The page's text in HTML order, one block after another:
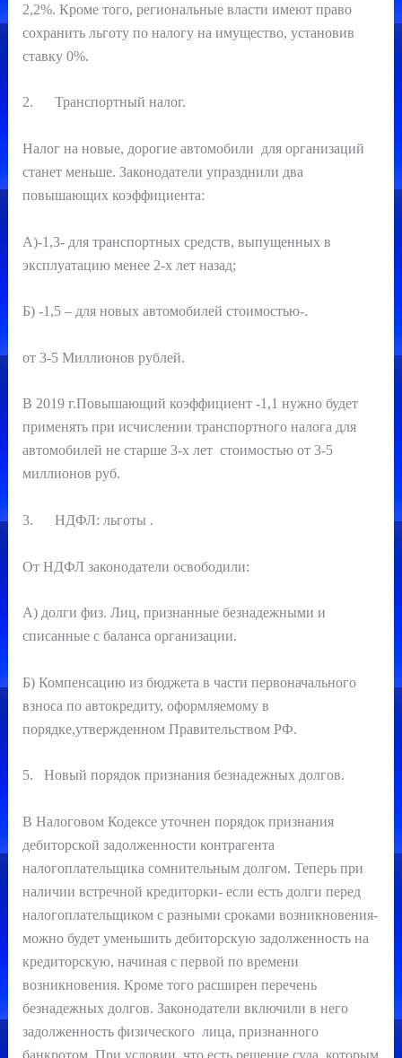
2,2%. Кроме того, региональные власти имеют право
сохранить льготу по налогу на имущество, установив
ставку 0%.
2. Транспортный налог.
Налог на новые, дорогие автомобили для организаций
станет меньше. Законодатели упразднили два
повышающих коэффициента:
А)-1,3- для транспортных средств, выпущенных в
эксплуатацию менее 2-х лет назад;
Б) -1,5 – для новых автомобилей стоимостью-.
от 3-5 Миллионов рублей.
В 2019 г.Повышающий коэффициент -1,1 нужно будет
применять при исчислении транспортного налога для
автомобилей не старше 3-х лет стоимостью от 3-5
миллионов руб.
3. НДФЛ: льготы .
От НДФЛ законодатели освободили:
А) долги физ. Лиц, признанные безнадежными и
списанные с баланса организации.
Б) Компенсацию из бюджета в части первоначального
взноса по автокредиту, оформляемому в
порядке,утвержденном Правительством РФ.
5. Новый порядок признания безнадежных долгов.
В Налоговом Кодексе уточнен порядок признания
дебиторской задолженности контрагента
налогоплательщика сомнительным долгом. Теперь при
наличии встречной кредиторки- если есть долги перед
налогоплательщиком с разными сроками возникновения-
можно будет уменьшить дебиторскую задолженность на
кредиторскую, начиная с первой по времени
возникновения. Кроме того расширен перечень
безнадежных долгов. Законодатели включили в него
задолженность физического лица, признанного
банкротом. При условии, что есть решение суда, которым